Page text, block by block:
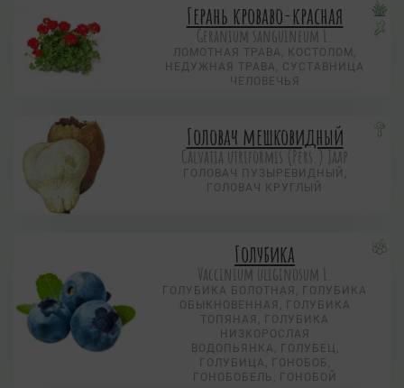
Герань кроваво-красная
Geranium sanguineum L.
ЛОМОТНАЯ ТРАВА, КОСТОЛОМ,
НЕДУЖНАЯ ТРАВА, СУСТАВНИЦА
ЧЕЛОВЕЧЬЯ
Головач мешковидный
Calvatia utriformis (Pers.) Jaap
ГОЛОВАЧ ПУЗЫРЕВИДНЫЙ,
ГОЛОВАЧ КРУГЛЫЙ
Голубика
Vaccinium uliginosum L.
ГОЛУБИКА БОЛОТНАЯ, ГОЛУБИКА
ОБЫКНОВЕННАЯ, ГОЛУБИКА
ТОПЯНАЯ, ГОЛУБИКА
НИЗКОРОСЛАЯ
ВОДОПЬЯНКА, ГОЛУБЕЦ,
ГОЛУБИЦА, ГОНОБОБ,
ГОНОБОБЕЛЬ, ГОНОБОЙ